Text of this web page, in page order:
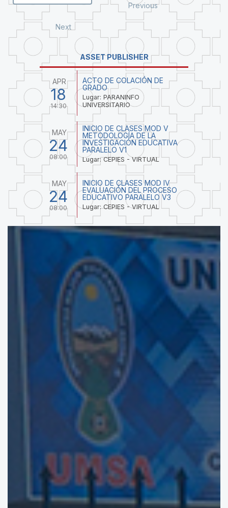
Previous
Next
ASSET PUBLISHER
APR
18
14:30
ACTO DE COLACIÓN DE
GRADO
Lugar: PARANINFO
UNIVERSITARIO
MAY
24
08:00
INICIO DE CLASES MOD V
METODOLOGÍA DE LA
INVESTIGACIÓN EDUCATIVA
PARALELO V1
Lugar: CEPIES - VIRTUAL
MAY
24
08:00
INICIO DE CLASES MOD IV
EVALUACIÓN DEL PROCESO
EDUCATIVO PARALELO V3
Lugar: CEPIES - VIRTUAL